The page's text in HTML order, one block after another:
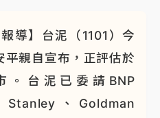
導】台泥（1101）今
平親自宣布，正評估於
。台泥已委請BNP
、Goldman